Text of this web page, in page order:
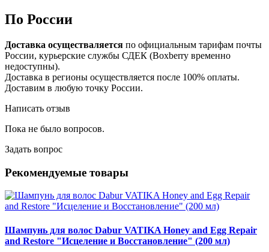
По России
Доставка осуществаляется по официальным тарифам почты
России, курьерские службы СДЕК (Boxberry временно
недоступны).
Доставка в регионы осуществляется после 100% оплаты.
Доставим в любую точку России.
Написать отзыв
Пока не было вопросов.
Задать вопрос
Рекомендуемые товары
Шампунь для волос Dabur VATIKA Honey and Egg Repair
and Restore "Исцеление и Восстановление" (200 мл)